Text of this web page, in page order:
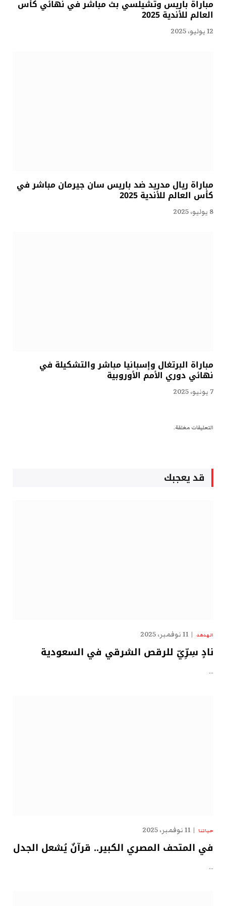
مباراة باريس وتشيلسي بث مباشر في نهائي كأس
العالم للأندية 2025
12 يوليو، 2025
مباراة ريال مدريد ضد باريس سان جيرمان مباشر في
كأس العالم للأندية 2025
8 يوليو، 2025
مباراة البرتغال وإسبانيا مباشر والتشكيلة في
نهائي دوري الأمم الأوروبية
7 يونيو، 2025
التعليقات مغلقة.
قد يعجبك
الهدهد 11 نوفمبر، 2025
نادٍ سِرِّيّ للرقص الشرقي في السعودية
…
حياتنا 11 نوفمبر، 2025
في المتحف المصري الكبير.. قرآنٌ يُشعل الجدل
…